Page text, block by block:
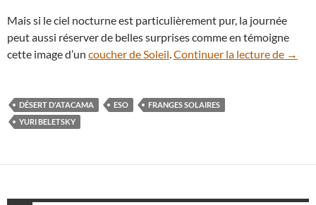
Mais si le ciel nocturne est particulièrement pur, la journée
peut aussi réserver de belles surprises comme en témoigne
cette image d’un coucher de Soleil.Continuer la lecture de Le
→
DÉSERT D'ATACAMA ESO
FRANGES SOLAIRES
YURI BELETSKY